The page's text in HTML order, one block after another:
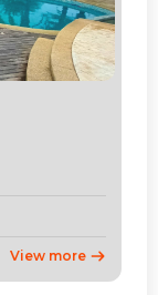
View more